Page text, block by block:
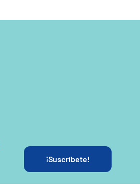
¡Suscríbete!